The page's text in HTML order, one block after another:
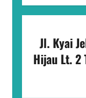
Jl. Kyai
Hijau Lt. 2